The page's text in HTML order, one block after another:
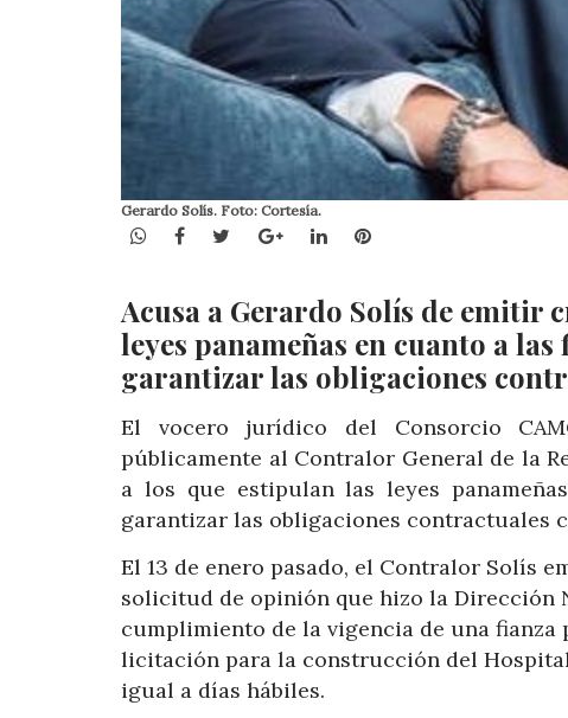
Gerardo Solís. Foto: Cortesía.
WhatsApp
Facebook
TwitterGoogle+LinkedInPinterest
Acusa a Gerardo Solís de
leyes panameñas en cuanto a
garantizar las obligaciones
El vocero jurídico del Consorcio
públicamente al Contralor General de la
a los que estipulan las leyes
garantizar las obligaciones contractuales
El 13 de enero pasado, el Contralor Solís
solicitud de opinión que hizo la Dirección
cumplimiento de la vigencia de una
licitación para la construcción del
igual a días hábiles.